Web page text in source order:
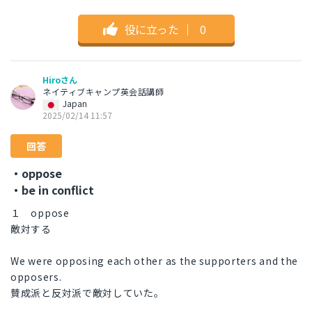
役に立った ｜ 0
Hiroさん
ネイティブキャンプ英会話講師
Japan
2025/02/14 11:57
回答
・oppose
・be in conflict
１ oppose
敵対する
We were opposing each other as the supporters and the
opposers.
賛成派と反対派で敵対していた。